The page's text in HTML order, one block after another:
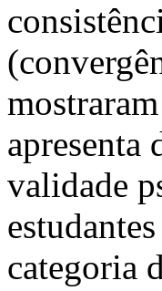
apresenta
validade
categoria